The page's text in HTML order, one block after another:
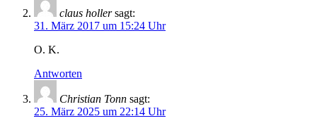
claus holler sagt:
31. März 2017 um 15:24 Uhr
O. K.
Antworten
Christian Tonn sagt:
25. März 2025 um 22:14 Uhr